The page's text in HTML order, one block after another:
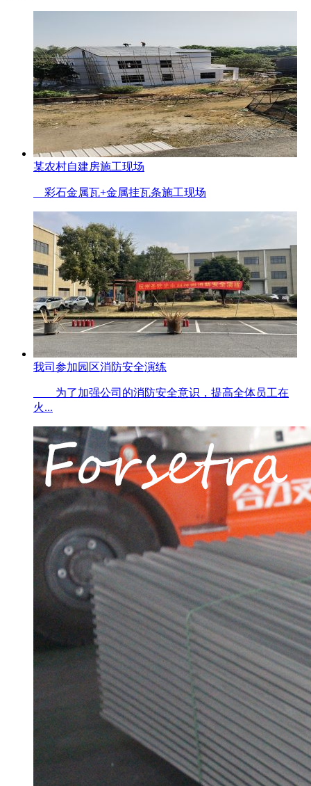
某农村自建房施工现场
彩石金属瓦+金属挂瓦条施工现场
我司参加园区消防安全演练
为了加强公司的消防安全意识，提高全体员工在
火...